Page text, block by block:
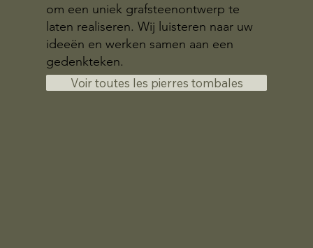
om een uniek grafsteenontwerp te
laten realiseren. Wij luisteren naar uw
ideeën en werken samen aan een
gedenkteken.
Voir toutes les pierres tombales